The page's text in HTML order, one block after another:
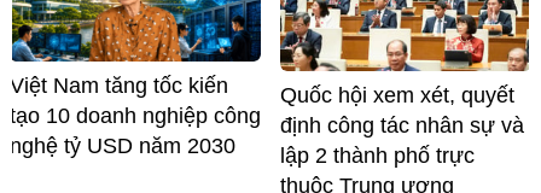
Việt Nam tăng tốc kiến
tạo 10 doanh nghiệp công
nghệ tỷ USD năm 2030
Quốc hội xem xét, quyết
định công tác nhân sự và
lập 2 thành phố trực
thuộc Trung ương